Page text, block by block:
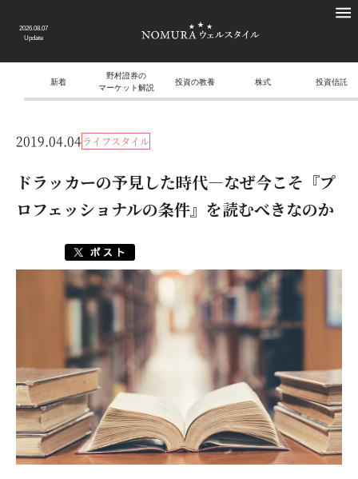
2026.08.07
Update
新着
野村證券の
マーケット解説
投資の教養 株式 投資信託
2019.04.04ライフスタイル
ドラッカーの予見した時代―なぜ今こそ『プ
ロフェッショナルの条件』を読むべきなのか